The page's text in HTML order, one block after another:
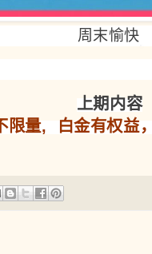
周末愉快
上期内容
限量, 白金有权益